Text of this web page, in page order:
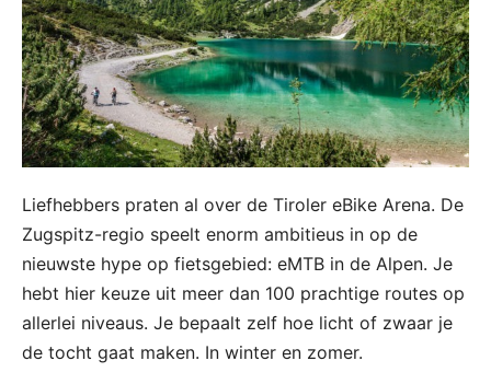
Liefhebbers praten al over de Tiroler eBike Arena. De
Zugspitz-regio speelt enorm ambitieus in op de
nieuwste hype op fietsgebied: eMTB in de Alpen. Je
hebt hier keuze uit meer dan 100 prachtige routes op
allerlei niveaus. Je bepaalt zelf hoe licht of zwaar je
de tocht gaat maken. In winter en zomer.